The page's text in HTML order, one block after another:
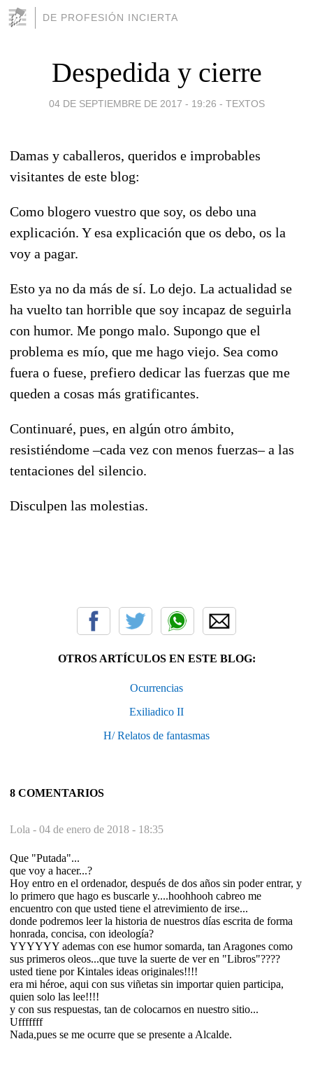
DE PROFESIÓN INCIERTA
Despedida y cierre
04 DE SEPTIEMBRE DE 2017 - 19:26 - TEXTOS
Damas y caballeros, queridos e improbables
visitantes de este blog:
Como blogero vuestro que soy, os debo una
explicación. Y esa explicación que os debo, os la
voy a pagar.
Esto ya no da más de sí. Lo dejo. La actualidad se
ha vuelto tan horrible que soy incapaz de seguirla
con humor. Me pongo malo. Supongo que el
problema es mío, que me hago viejo. Sea como
fuera o fuese, prefiero dedicar las fuerzas que me
queden a cosas más gratificantes.
Continuaré, pues, en algún otro ámbito,
resistiéndome –cada vez con menos fuerzas– a las
tentaciones del silencio.
Disculpen las molestias.
OTROS ARTÍCULOS EN ESTE BLOG:
Ocurrencias
Exiliadico II
H/ Relatos de fantasmas
8 COMENTARIOS
Lola - 04 de enero de 2018 - 18:35
Que "Putada"...
que voy a hacer...?
Hoy entro en el ordenador, después de dos años sin poder entrar, y
lo primero que hago es buscarle y....hoohhooh cabreo me
encuentro con que usted tiene el atrevimiento de irse...
donde podremos leer la historia de nuestros días escrita de forma
honrada, concisa, con ideología?
YYYYYY ademas con ese humor somarda, tan Aragones como
sus primeros oleos...que tuve la suerte de ver en "Libros"????
usted tiene por Kintales ideas originales!!!!
era mi héroe, aqui con sus viñetas sin importar quien participa,
quien solo las lee!!!!
y con sus respuestas, tan de colocarnos en nuestro sitio...
Ufffffff
Nada,pues se me ocurre que se presente a Alcalde.